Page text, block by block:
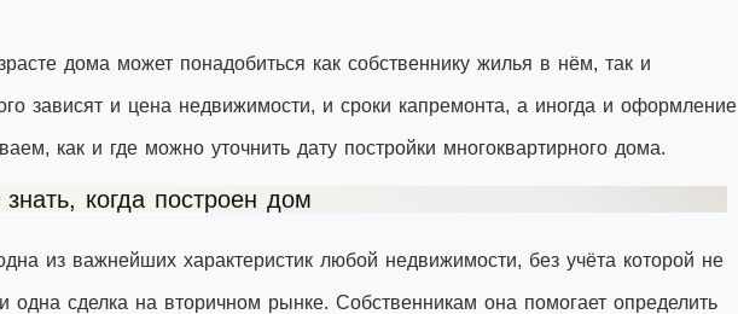
дома может понадобиться как собственнику жилья в нём, так и
зависят и цена недвижимости, и сроки капремонта, а иногда и оформление
как и где можно уточнить дату постройки многоквартирного дома.
когда построен дом
из важнейших характеристик любой недвижимости, без учёта которой не
одна сделка на вторичном рынке. Собственникам она помогает определить